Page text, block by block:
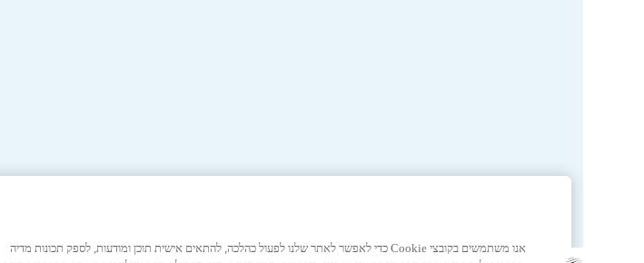
אנו משתמשים בקובצי Cookie כדי לאפשר לאתר שלנו לפעול כהלכה, להתאים אישית תוכן ומודעות, לספק תכונות מדיה